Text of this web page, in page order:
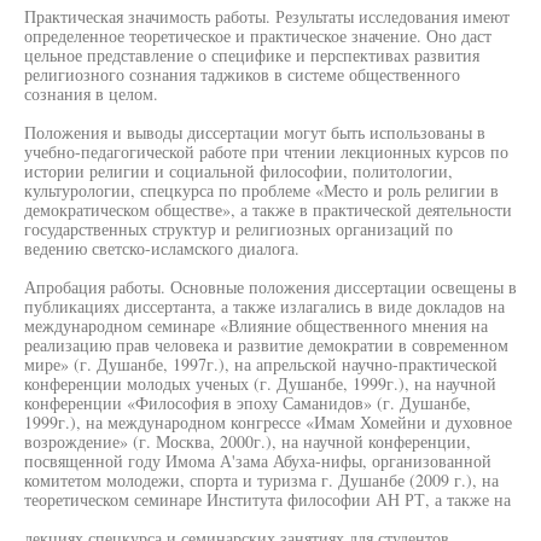
Практическая значимость работы. Результаты исследования имеют
определенное теоретическое и практическое значение. Оно даст
цельное представление о специфике и перспективах развития
религиозного сознания таджиков в системе общественного
сознания в целом.
Положения и выводы диссертации могут быть использованы в
учебно-педагогической работе при чтении лекционных курсов по
истории религии и социальной философии, политологии,
культурологии, спецкурса по проблеме «Место и роль религии в
демократическом обществе», а также в практической деятельности
государственных структур и религиозных организаций по
ведению светско-исламского диалога.
Апробация работы. Основные положения диссертации освещены в
публикациях диссертанта, а также излагались в виде докладов на
международном семинаре «Влияние общественного мнения на
реализацию прав человека и развитие демократии в современном
мире» (г. Душанбе, 1997г.), на апрельской научно-практической
конференции молодых ученых (г. Душанбе, 1999г.), на научной
конференции «Философия в эпоху Саманидов» (г. Душанбе,
1999г.), на международном конгрессе «Имам Хомейни и духовное
возрождение» (г. Москва, 2000г.), на научной конференции,
посвященной году Имома А'зама Абуха-нифы, организованной
комитетом молодежи, спорта и туризма г. Душанбе (2009 г.), на
теоретическом семинаре Института философии АН РТ, а также на